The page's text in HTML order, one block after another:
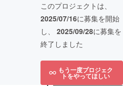
このプロジェクトは、
2025/07/16に募集を開始
し、 2025/09/28に募集を
終了しました
もう一度プロジェク
トをやってほしい